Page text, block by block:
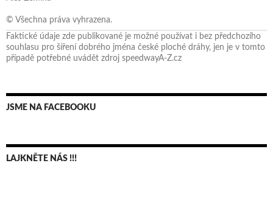
© Všechna práva vyhrazena.
Faktické údaje zde publikované je možné používat i bez předchozího
souhlasu pro šíření dobrého jména české ploché dráhy, jen je v tomto
případě potřebné uvádět zdroj speedwayA-Z.cz
JSME NA FACEBOOKU
LAJKNĚTE NÁS !!!